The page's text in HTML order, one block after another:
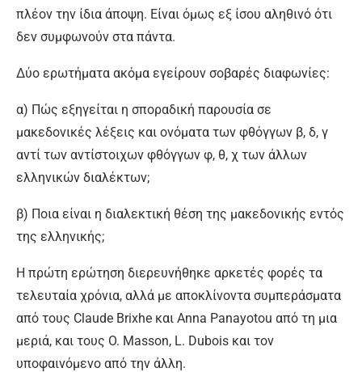
πλέον την ίδια άποψη. Είναι όμως εξ ίσου αληθινό ότι
δεν συμφωνούν στα πάντα.
Δύο ερωτήματα ακόμα εγείρουν σοβαρές διαφωνίες:
α) Πώς εξηγείται η σποραδική παρουσία σε
μακεδονικές λέξεις και ονόματα των φθόγγων β, δ, γ
αντί των αντίστοιχων φθόγγων φ, θ, χ των άλλων
ελληνικών διαλέκτων;
β) Ποια είναι η διαλεκτική θέση της μακεδονικής εντός
της ελληνικής;
Η πρώτη ερώτηση διερευνήθηκε αρκετές φορές τα
τελευταία χρόνια, αλλά με αποκλίνοντα συμπεράσματα
από τους Claude Brixhe και Anna Panayotou από τη μια
μεριά, και τους O. Masson, L. Dubois και τον
υποφαινόμενο από την άλλη.